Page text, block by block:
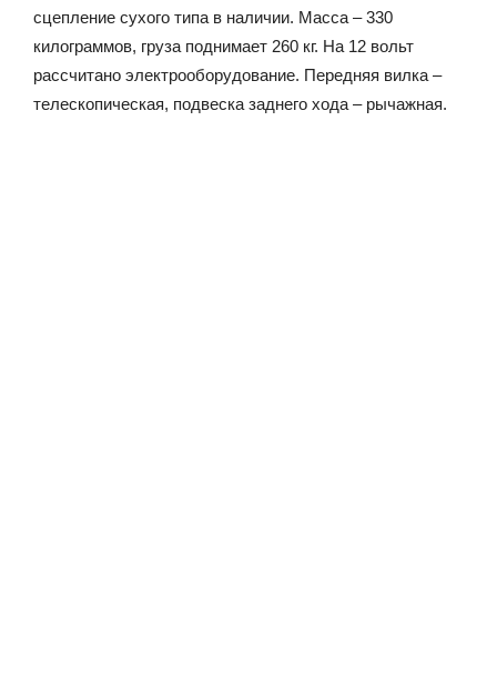
сцепление сухого типа в наличии. Масса – 330
килограммов, груза поднимает 260 кг. На 12 вольт
рассчитано электрооборудование. Передняя вилка –
телескопическая, подвеска заднего хода – рычажная.